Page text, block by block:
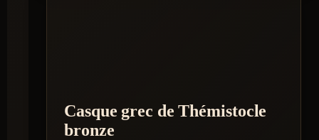
Casque grec de Thémistocle
bronze